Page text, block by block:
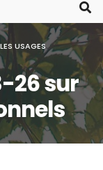
USAGES
26 sur